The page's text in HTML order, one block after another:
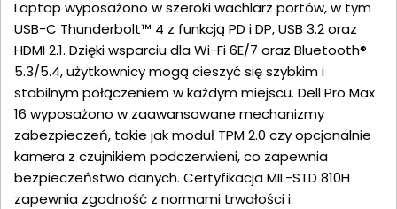
Laptop wyposażono w szeroki wachlarz portów, w tym
USB-C Thunderbolt™ 4 z funkcją PD i DP, USB 3.2 oraz
HDMI 2.1. Dzięki wsparciu dla Wi-Fi 6E/7 oraz Bluetooth®
5.3/5.4, użytkownicy mogą cieszyć się szybkim i
stabilnym połączeniem w każdym miejscu. Dell Pro Max
16 wyposażono w zaawansowane mechanizmy
zabezpieczeń, takie jak moduł TPM 2.0 czy opcjonalnie
kamera z czujnikiem podczerwieni, co zapewnia
bezpieczeństwo danych. Certyfikacja MIL-STD 810H
zapewnia zgodność z normami trwałości i